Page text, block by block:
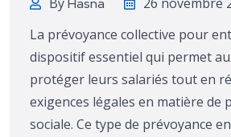
Hasna
La prévoyance collective pour
dispositif essentiel qui permet
protéger leurs salariés tout en
exigences légales en matière de
sociale. Ce type de prévoyance